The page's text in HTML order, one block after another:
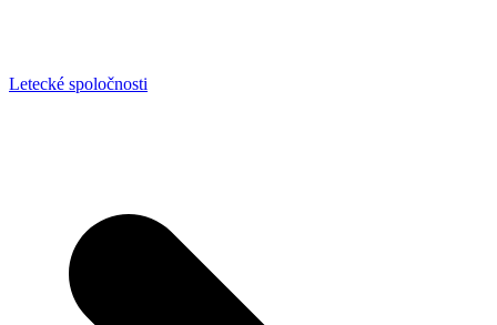
Letecké spoločnosti